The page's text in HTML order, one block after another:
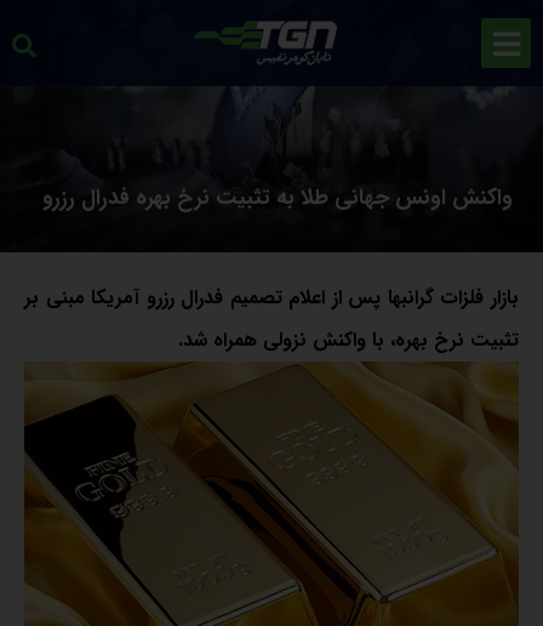
واکنش اونس جهانی طلا به تثبیت نرخ بهره فدرال رزرو
بازار فلزات گرانبها پس از اعلام تصمیم فدرال رزرو آمریکا مبنی بر
تثبیت نرخ بهره، با واکنش نزولی همراه شد.